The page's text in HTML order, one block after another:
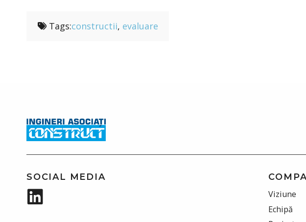
Tags:constructii, evaluare
SOCIAL MEDIA
Viziune
Echipă